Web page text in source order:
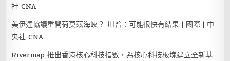
社 CNA
美伊達協議重開荷莫茲海峽？ 川普：可能很快有結果 | 國際 | 中
央社 CNA
Rivermap 推出香港核心科技指數，為核心科技板塊建立全新基